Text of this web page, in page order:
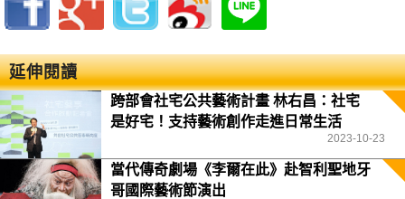
延伸閱讀
跨部會社宅公共藝術計畫 林右昌：社宅
是好宅！支持藝術創作走進日常生活
2023-10-23
當代傳奇劇場《李爾在此》赴智利聖地牙
哥國際藝術節演出